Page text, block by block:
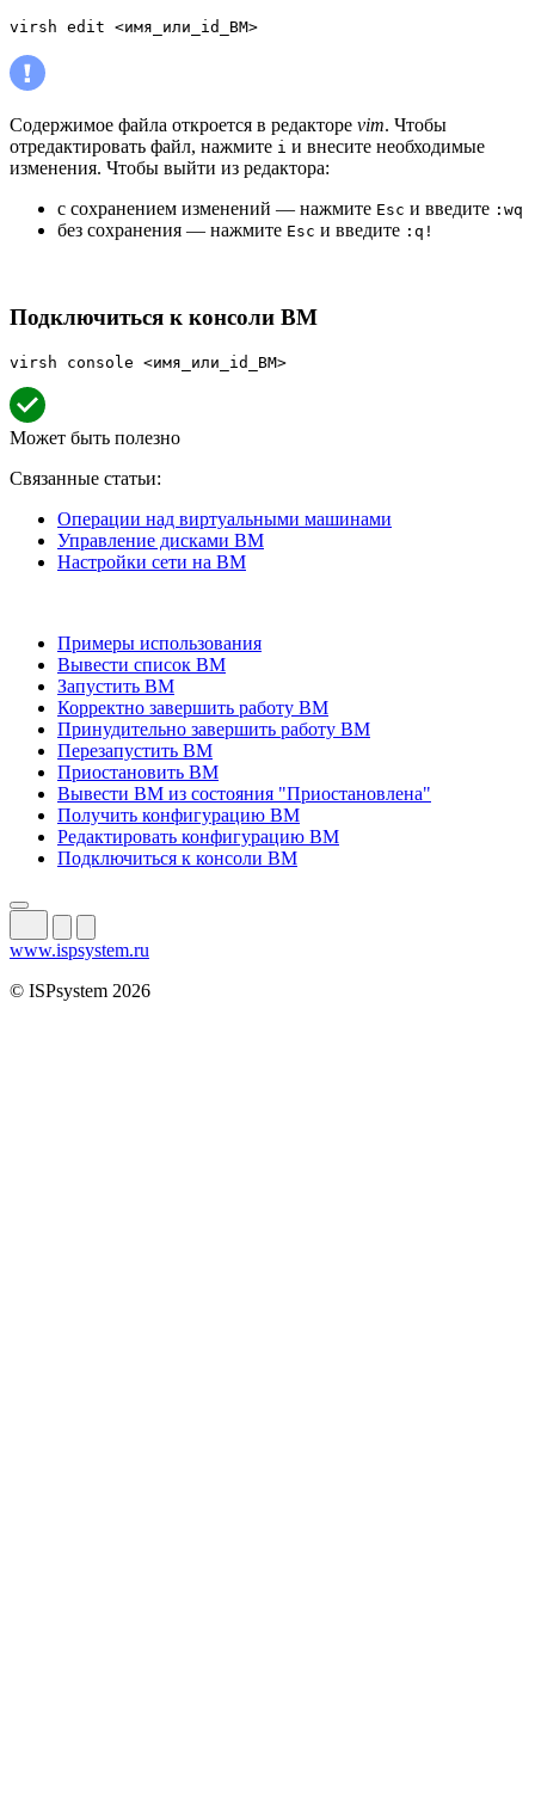
virsh edit <имя_или_id_ВМ>
Содержимое файла откроется в редакторе vim. Чтобы
отредактировать файл, нажмите i и внесите необходимые
изменения. Чтобы выйти из редактора:
с сохранением изменений — нажмите Esc и введите :wq
без сохранения — нажмите Esc и введите :q!
Подключиться к консоли ВМ
virsh console <имя_или_id_ВМ>
Может быть полезно
Связанные статьи:
Операции над виртуальными машинами
Управление дисками ВМ
Настройки сети на ВМ
Примеры использования
Вывести список ВМ
Запустить ВМ
Корректно завершить работу ВМ
Принудительно завершить работу ВМ
Перезапустить ВМ
Приостановить ВМ
Вывести ВМ из состояния "Приостановлена"
Получить конфигурацию ВМ
Редактировать конфигурацию ВМ
Подключиться к консоли ВМ
www.ispsystem.ru
© ISPsystem 2026